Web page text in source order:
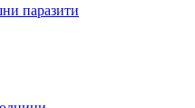
паразити